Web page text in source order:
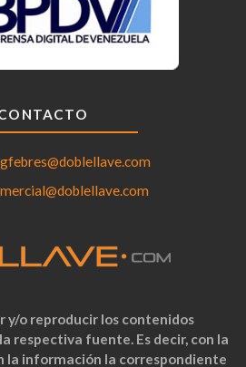
gfebres@doblellave.com
o reproducir los contenidos
respectiva fuente. Es decir, con la
la información la correspondiente